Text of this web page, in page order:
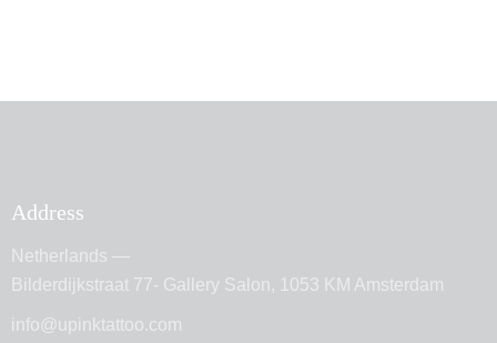
Address
Netherlands —
Bilderdijkstraat 77- Gallery Salon, 1053 KM Amsterdam
info@upinktattoo.com